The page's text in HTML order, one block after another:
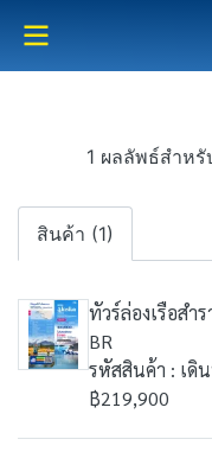
1 ผลลัพธ์สำห
สินค้า (1)
ทัวร์ล่องเรือสำ
BR
รหัสสินค้า : เดิ
฿219,900